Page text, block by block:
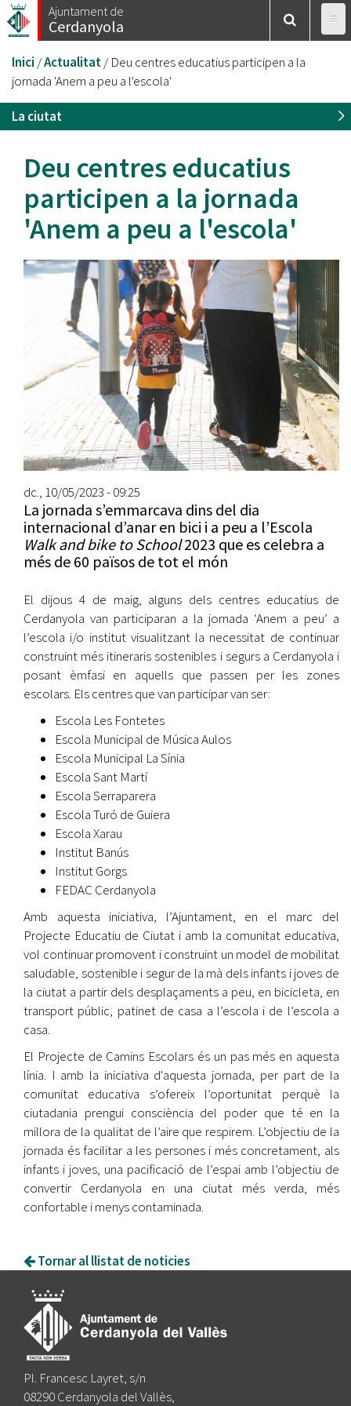
Vés
al
Ajuntament de
Cerdanyola
Esteu
aquí
Inici /Actualitat/ Deu centres educatius participen a la
jornada 'Anem a peu a l'escola'
La ciutat
Deu centres educatius
participen a la jornada
'Anem a peu a l'escola'
dc., 10/05/2023 - 09:25
La jornada s’emmarcava dins del dia
internacional d’anar en bici i a peu a l’Escola
Walk and bike to School2023 que es celebra a
més de 60 països de tot el món
El dijous 4 de maig, alguns dels centres educatius de
Cerdanyola van participaran a la jornada ‘Anem a peu’ a
l’escola i/o institut visualitzant la necessitat de continuar
construint més itineraris sostenibles i segurs a Cerdanyola i
posant èmfasi en aquells que passen per les zones
escolars. Els centres que van participar van ser:
Escola Les Fontetes
Escola Municipal de Música Aulos
Escola Municipal La Sínia
Escola Sant Martí
Escola Serraparera
Escola Turó de Guiera
Escola Xarau
Institut Banús
Institut Gorgs
FEDAC Cerdanyola
Amb aquesta iniciativa, l’Ajuntament, en el marc del
Projecte Educatiu de Ciutat i amb la comunitat educativa,
vol continuar promovent i construint un model de mobilitat
saludable, sostenible i segur de la mà dels infants i joves de
la ciutat a partir dels desplaçaments a peu, en bicicleta, en
transport públic, patinet de casa a l’escola i de l’escola a
casa.
El Projecte de Camins Escolars és un pas més en aquesta
línia. I amb la iniciativa d'aquesta jornada, per part de la
comunitat educativa s’ofereix l’oportunitat perquè la
ciutadania prengui consciència del poder que té en la
millora de la qualitat de l’aire que respirem. L’objectiu de la
jornada és facilitar a les persones i més concretament, als
infants i joves, una pacificació de l’espai amb l’objectiu de
convertir Cerdanyola en una ciutat més verda, més
confortable i menys contaminada.
Tornar al llistat de noticies
Pl. Francesc Layret, s/n
08290 Cerdanyola del Vallès,